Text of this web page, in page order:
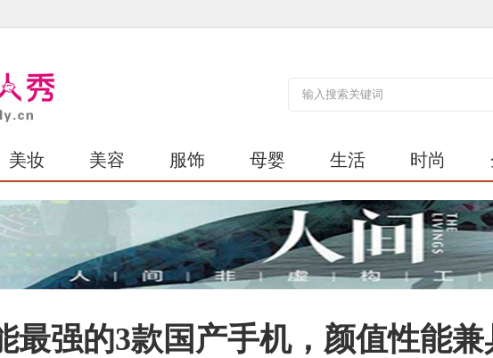
美妆 美容 服饰 母婴 生活 时尚
最强的3款国产手机，颜值性能